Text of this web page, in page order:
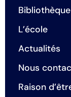
Bibliothèque
L’école
Actualités
Nous
Raison